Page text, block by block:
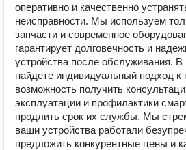
оперативно и качественно
неисправности. Мы используем
запчасти и современное
гарантирует долговечность и
устройства после обслуживания.
найдете индивидуальный подход к
возможность получить
эксплуатации и профилактики
продлить срок их службы. Мы
ваши устройства работали
предложить конкурентные цены и